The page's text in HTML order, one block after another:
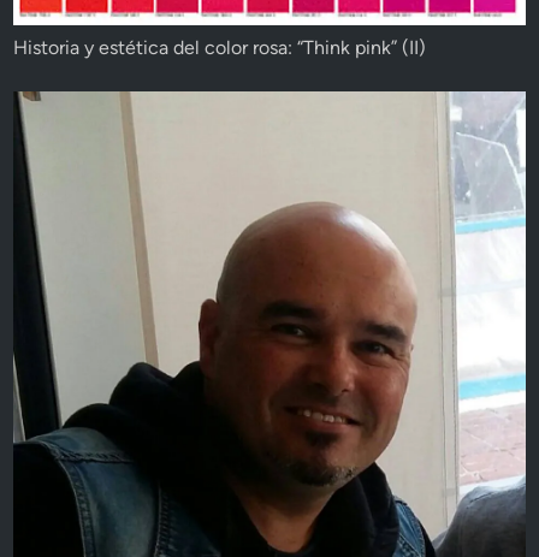
Historia y estética del color rosa: “Think pink” (II)